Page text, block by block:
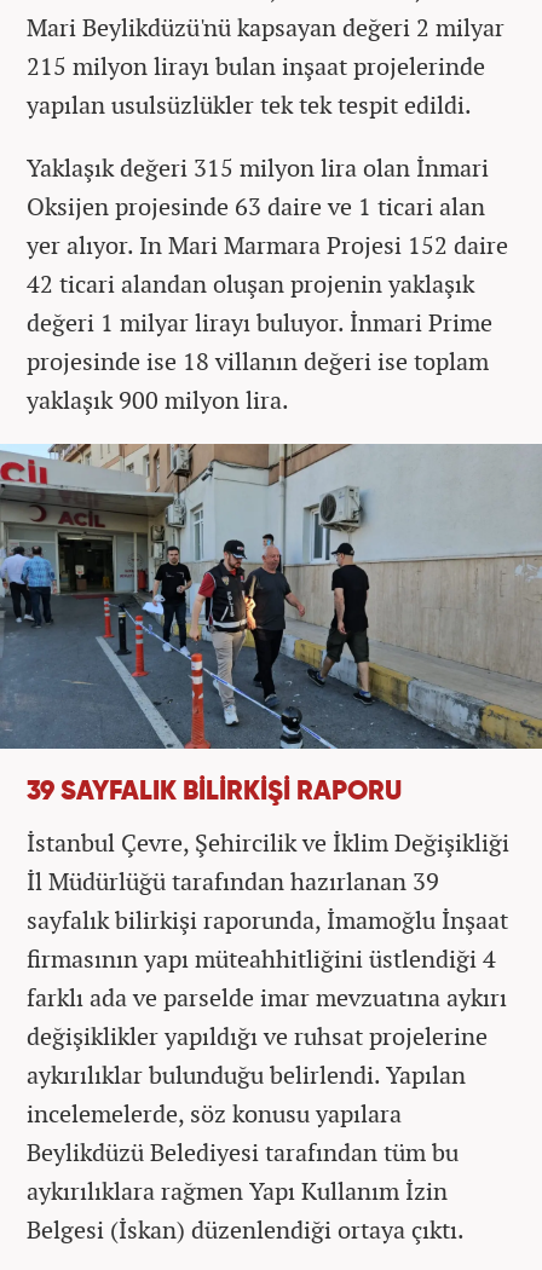
Mari Beylikdüzü'nü kapsayan değeri 2 milyar
215 milyon lirayı bulan inşaat projelerinde
yapılan usulsüzlükler tek tek tespit edildi.
Yaklaşık değeri 315 milyon lira olan İnmari
Oksijen projesinde 63 daire ve 1 ticari alan
yer alıyor. In Mari Marmara Projesi 152 daire
42 ticari alandan oluşan projenin yaklaşık
değeri 1 milyar lirayı buluyor. İnmari Prime
projesinde ise 18 villanın değeri ise toplam
yaklaşık 900 milyon lira.
39 SAYFALIK BİLİRKİŞİ RAPORU
İstanbul Çevre, Şehircilik ve İklim Değişikliği
İl Müdürlüğü tarafından hazırlanan 39
sayfalık bilirkişi raporunda, İmamoğlu İnşaat
firmasının yapı müteahhitliğini üstlendiği 4
farklı ada ve parselde imar mevzuatına aykırı
değişiklikler yapıldığı ve ruhsat projelerine
aykırılıklar bulunduğu belirlendi. Yapılan
incelemelerde, söz konusu yapılara
Beylikdüzü Belediyesi tarafından tüm bu
aykırılıklara rağmen Yapı Kullanım İzin
Belgesi (İskan) düzenlendiği ortaya çıktı.